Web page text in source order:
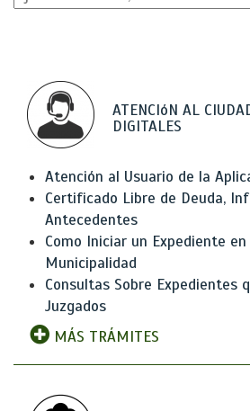
ATENCIóN AL
DIGITALES
Atención al Usuario de la
Certificado Libre de Deuda,
Antecedentes
Como Iniciar un Expediente en
Municipalidad
Consultas Sobre Expedientes
Juzgados
MÁS TRÁMITES